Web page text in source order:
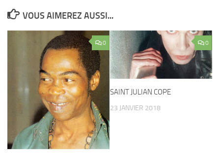
VOUS AIMEREZ AUSSI...
0 0
SAINT JULIAN COPE
23 JANVIER 2018